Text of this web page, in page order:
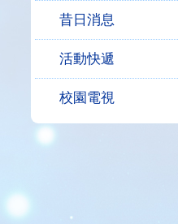
昔日消息
活動快遞
校園電視